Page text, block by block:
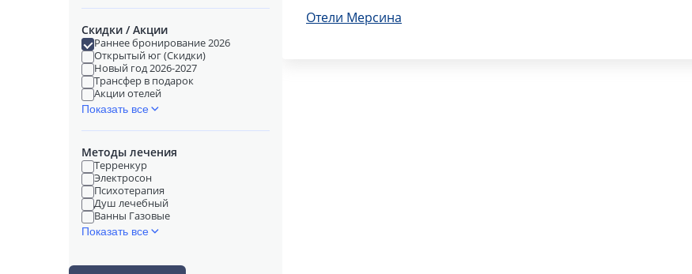
Скидки / Акции
Раннее бронирование 2026
Открытый юг (Скидки)
Новый год 2026-2027
Трансфер в подарок
Акции отелей
Показать все
Методы лечения
Терренкур
Электросон
Психотерапия
Душ лечебный
Ванны Газовые
Показать все
Отели Мерсина